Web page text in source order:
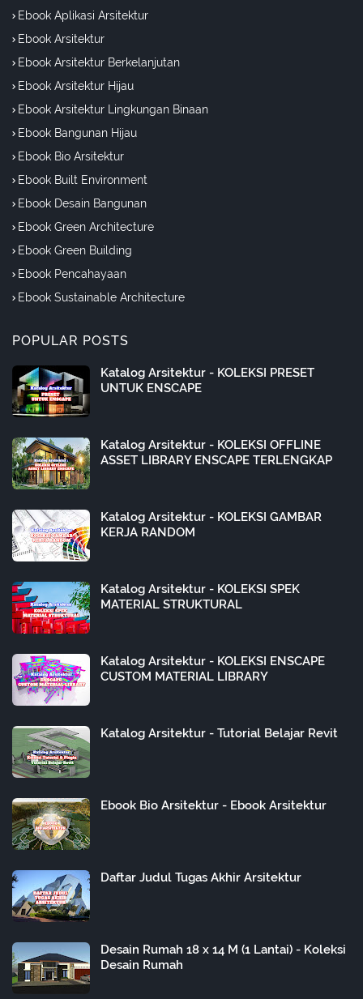
Ebook Aplikasi Arsitektur
Ebook Arsitektur
Ebook Arsitektur Berkelanjutan
Ebook Arsitektur Hijau
Ebook Arsitektur Lingkungan Binaan
Ebook Bangunan Hijau
Ebook Bio Arsitektur
Ebook Built Environment
Ebook Desain Bangunan
Ebook Green Architecture
Ebook Green Building
Ebook Pencahayaan
Ebook Sustainable Architecture
POPULAR POSTS
Katalog Arsitektur - KOLEKSI PRESET
UNTUK ENSCAPE
Katalog Arsitektur - KOLEKSI OFFLINE
ASSET LIBRARY ENSCAPE TERLENGKAP
Katalog Arsitektur - KOLEKSI GAMBAR
KERJA RANDOM
Katalog Arsitektur - KOLEKSI SPEK
MATERIAL STRUKTURAL
Katalog Arsitektur - KOLEKSI ENSCAPE
CUSTOM MATERIAL LIBRARY
Katalog Arsitektur - Tutorial Belajar Revit
Ebook Bio Arsitektur - Ebook Arsitektur
Daftar Judul Tugas Akhir Arsitektur
Desain Rumah 18 x 14 M (1 Lantai) - Koleksi
Desain Rumah